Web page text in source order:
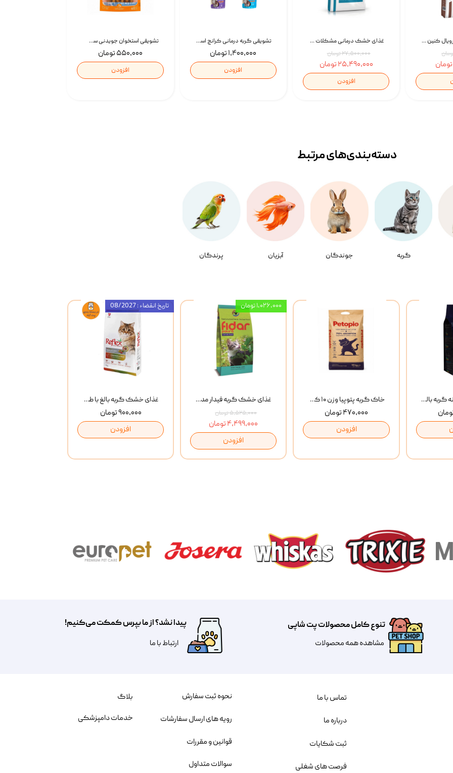
تشویقی استخوان جویدنی سگ اسنکی کرانچی با طعم مرغ Snacky Crunchy Munchy وزن 100 گرم
۵۵۰,۰۰۰ تومان
افزودن
تشویقی گربه درمانی کرانچ اسنکی با طعم میکس Snacky Crunch Cat Treats وزن 60 گرم بسته 4 عددی
۱,۴۰۰,۰۰۰ تومان
افزودن
غذای خشک درمانی مشکلات گوارشی سگ رویال کنین Royal Canin Hypoallergenic وزن 7 کیلوگرم | پت استوک
۲۷,۵۰۰,۰۰۰ تومان
۲۵,۴۹۰,۰۰۰ تومان
افزودن
غذای خشک گربه رویال کنین Gastrointestinal Fibre Response وزن 2 کیلوگرم | پت استوک
گربه جوندگان آبزیان پرندگان
دسته‌بندی‌‌های مرتبط
غذای خشک گربه بالغ با طعم مرغ و برنج رفلکس Reflex Multi Color Chicken And Rice وزن 1 کیلوگرم
۹۰۰,۰۰۰ تومان
افزودن
تاریخ انقضاء : 08/2027
غذای خشک گربه فیدار مدل Adult وزن 10 کیلوگرم
۵,۵۲۵,۰۰۰ تومان
۴,۴۹۹,۰۰۰ تومان
افزودن
۱,۰۲۶,۰۰۰ تومان
خاک گربه پتوپیا وزن ۱۰ کیلوگرم
۴۷۰,۰۰۰ تومان
افزودن
غذای خشک روزانه گربه بالغ مفید MoFeed Adult Daily Cat Food وزن 2 کیلوگرم
تنوع کامل محصولات پت شاپی
مشاهده همه محصولات
پیدا نشد؟ از ما بپرس کمکت می‌کنیم!
​​​ارتباط با ما
نحوه ثبت سفارش
رویه های ارسال سفارشات
قوانین و مقررات
سوالات متداول
تماس با ما
درباره ما
ثبت شکایات
فرصت های شغلی
بلاگ
خدمات دامپزشکی